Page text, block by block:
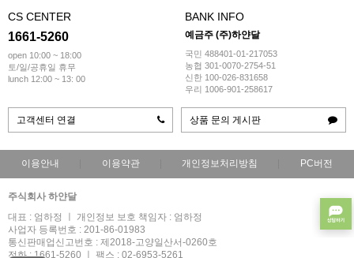
CS CENTER
1661-5260
open 10:00 ~ 18:00
토/일/공휴일 휴무
lunch 12:00 ~ 13: 00
BANK INFO
예금주 (주)하얀달
국민 488401-01-217053
농협 301-0070-2754-51
신한 100-026-831658
우리 1006-901-258617
고객센터 연결 상품 문의 게시판
이용안내 이용약관 개인정보처리방침 PC버전
주식회사 하얀달
대표 : 엄하정 ㅣ 개인정보 보호 책임자 : 엄하정
사업자 등록번호 : 201-86-01983
통신판매업신고번호 : 제2018-고양일산서-0260호
전화 : 1661-5260 ㅣ 팩스 : 02-6953-5261